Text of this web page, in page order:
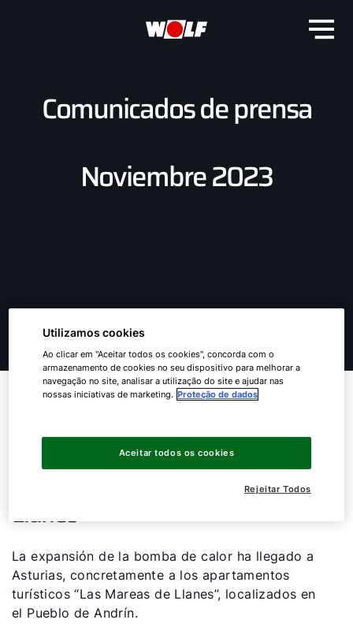
Comunicados de prensa
Noviembre 2023
Las bombas de calor CHA-
Monoblock de WOLF,
presentes en los apartamentos
turísticos “Las Mareas de
Llanes”
La expansión de la bomba de calor ha llegado a
Asturias, concretamente a los apartamentos
turísticos “Las Mareas de Llanes”, localizados en
el Pueblo de Andrín.
Utilizamos cookies
Ao clicar em "Aceitar todos os cookies", concorda com o
armazenamento de cookies no seu dispositivo para melhorar a
navegação no site, analisar a utilização do site e ajudar nas
nossas iniciativas de marketing. Proteção de dados
Rejeitar Todos
Aceitar todos os cookies